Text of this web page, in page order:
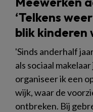
‘Telkens
blik kinderen
'Sinds anderhalf
als sociaal
organiseer ik een
wijk, waar de
ontbreken. Bij